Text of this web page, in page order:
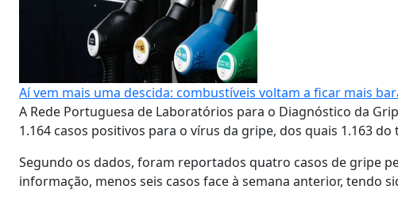
Aí vem mais uma descida: combustíveis voltam a ficar mais
A Rede Portuguesa de Laboratórios para o Diagnóstico da
1.164 casos positivos para o vírus da gripe, dos quais 1.163 do
Segundo os dados, foram reportados quatro casos de gripe
informação, menos seis casos face à semana anterior, tendo